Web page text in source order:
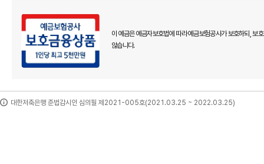
이 예금은 예금자보호법에 따라 예금보험공사가 보호하되,
않습니다.
대한저축은행 준법감시인 심의필 제2021-005호(2021.03.25 ~ 2022.03.25)